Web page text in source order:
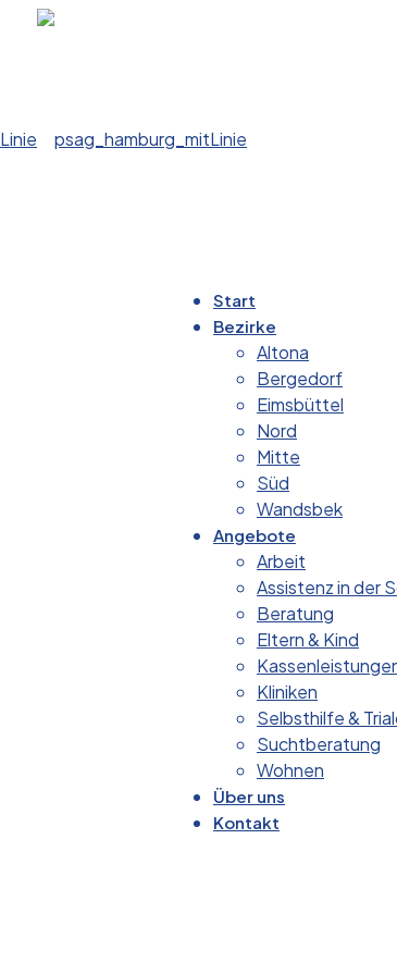
Start
Bezirke
Altona
Bergedorf
Eimsbüttel
Nord
Mitte
Süd
Wandsbek
Angebote
Arbeit
Assistenz in der
Beratung
Eltern & Kind
Kliniken
Selbsthilfe &
Suchtberatung
Wohnen
Über uns
Kontakt